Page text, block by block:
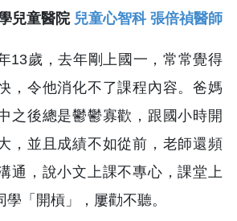
兒童醫院 兒童心智科 張倍禎醫師
13歲，去年剛上國一，常常覺得
，令他消化不了課程內容。爸媽
之後總是鬱鬱寡歡，跟國小時開
，並且成績不如從前，老師還頻
通，說小文上課不專心，課堂上
「開槓」，屢勸不聽。